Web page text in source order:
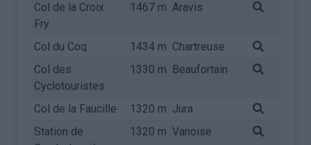
Col de la Croix
Fry
1467 m Aravis
Col du Coq 1434 m Chartreuse
Col des
Cyclotouristes
1330 m Beaufortain
Col de la Faucille 1320 m Jura
Station de
1320 m Vanoise